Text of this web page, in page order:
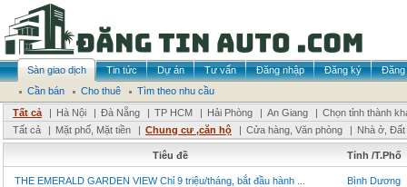
Sàn giao dịch Tin tức Dự án Tư vấn Đăng nhập Đăng ký
Đăng
Cần bán
Cho thuê
Tìm theo nhu cầu
Tất cả
| Hà Nội | Đà Nẵng | TP HCM | Hải Phòng | An Giang | Chọn tỉnh thành
Tất cả
| Mặt phố, Mặt tiền | Chung cư ,căn hộ | Cửa hàng, Văn phòng | Nhà ở,
Tiêu đề Tỉnh /T.Phố
THE EMERALD GARDEN VIEW Chỉ 9 triệu/tháng, bắt đầu hành ... Bình Dương